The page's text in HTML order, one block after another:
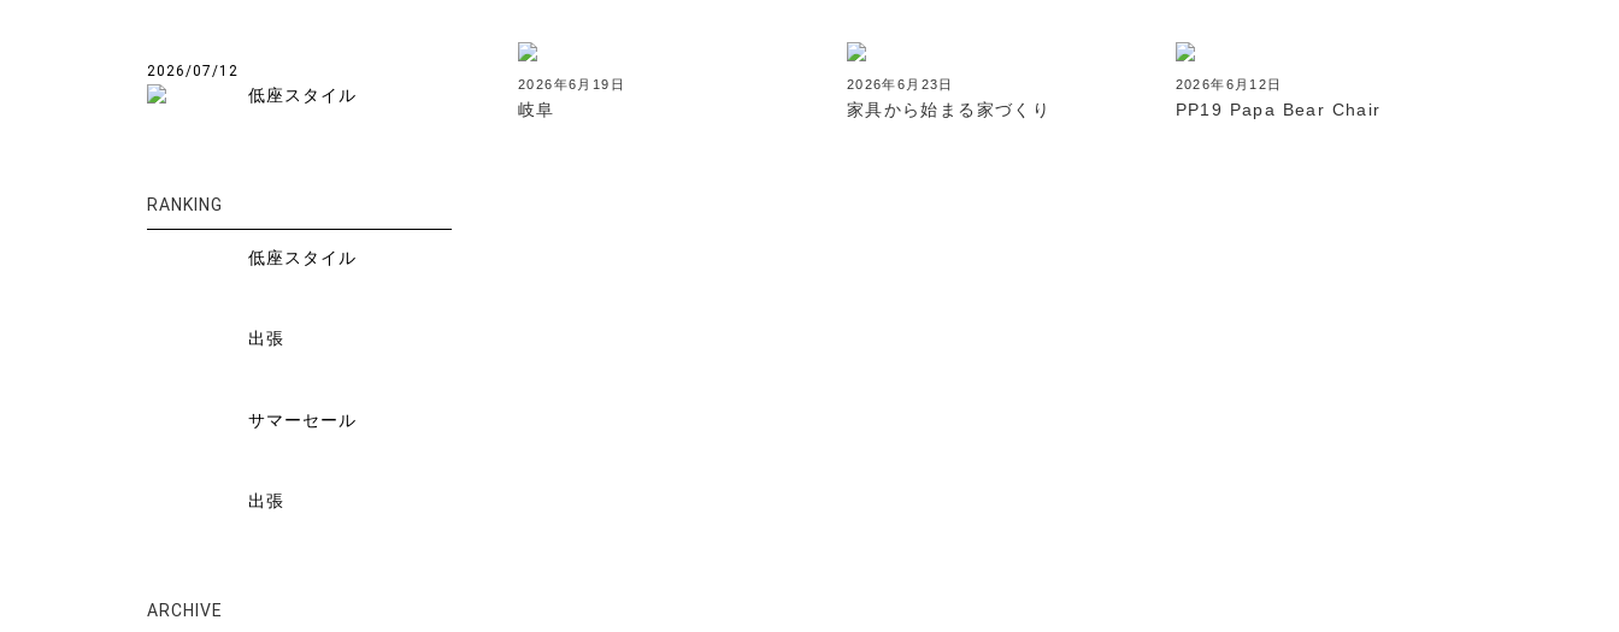
2026年6月19日
岐阜
2026年6月23日
家具から始まる家づくり
2026年6月12日
PP19 Papa Bear Chair
2026/07/12
低座スタイル
RANKING
低座スタイル
出張
サマーセール
出張
ARCHIVE